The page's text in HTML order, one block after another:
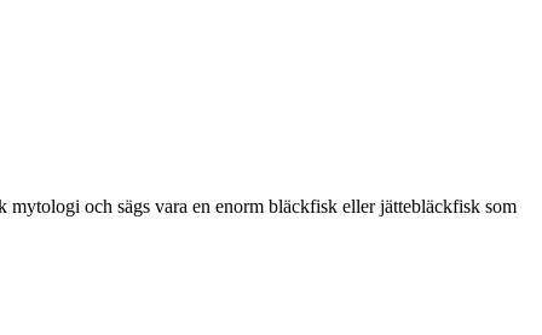
och sägs vara en enorm bläckfisk eller jättebläckfisk som